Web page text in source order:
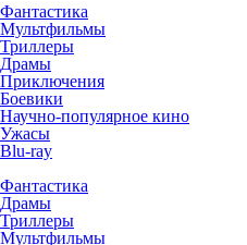
Фантастика
Мультфильмы
Триллеры
Драмы
Приключения
Боевики
Научно-популярное кино
Ужасы
Blu-ray
Фантастика
Драмы
Триллеры
Мультфильмы